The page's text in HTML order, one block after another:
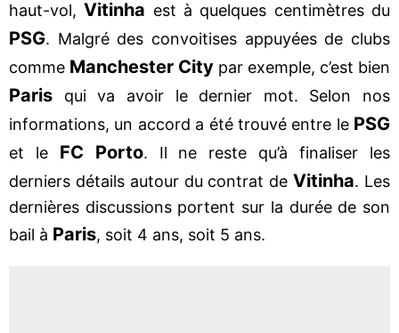
haut-vol,Vitinha est à quelques centimètres du
PSG. Malgré des convoitises appuyées de clubs
comme Manchester City par exemple, c’est bien
Paris qui va avoir le dernier mot. Selon nos
informations, un accord a été trouvé entre le PSG
et le FC Porto. Il ne reste qu’à finaliser les
derniers détails autour du contrat deVitinha. Les
dernières discussions portent sur la durée de son
bail à Paris, soit 4 ans, soit 5 ans.